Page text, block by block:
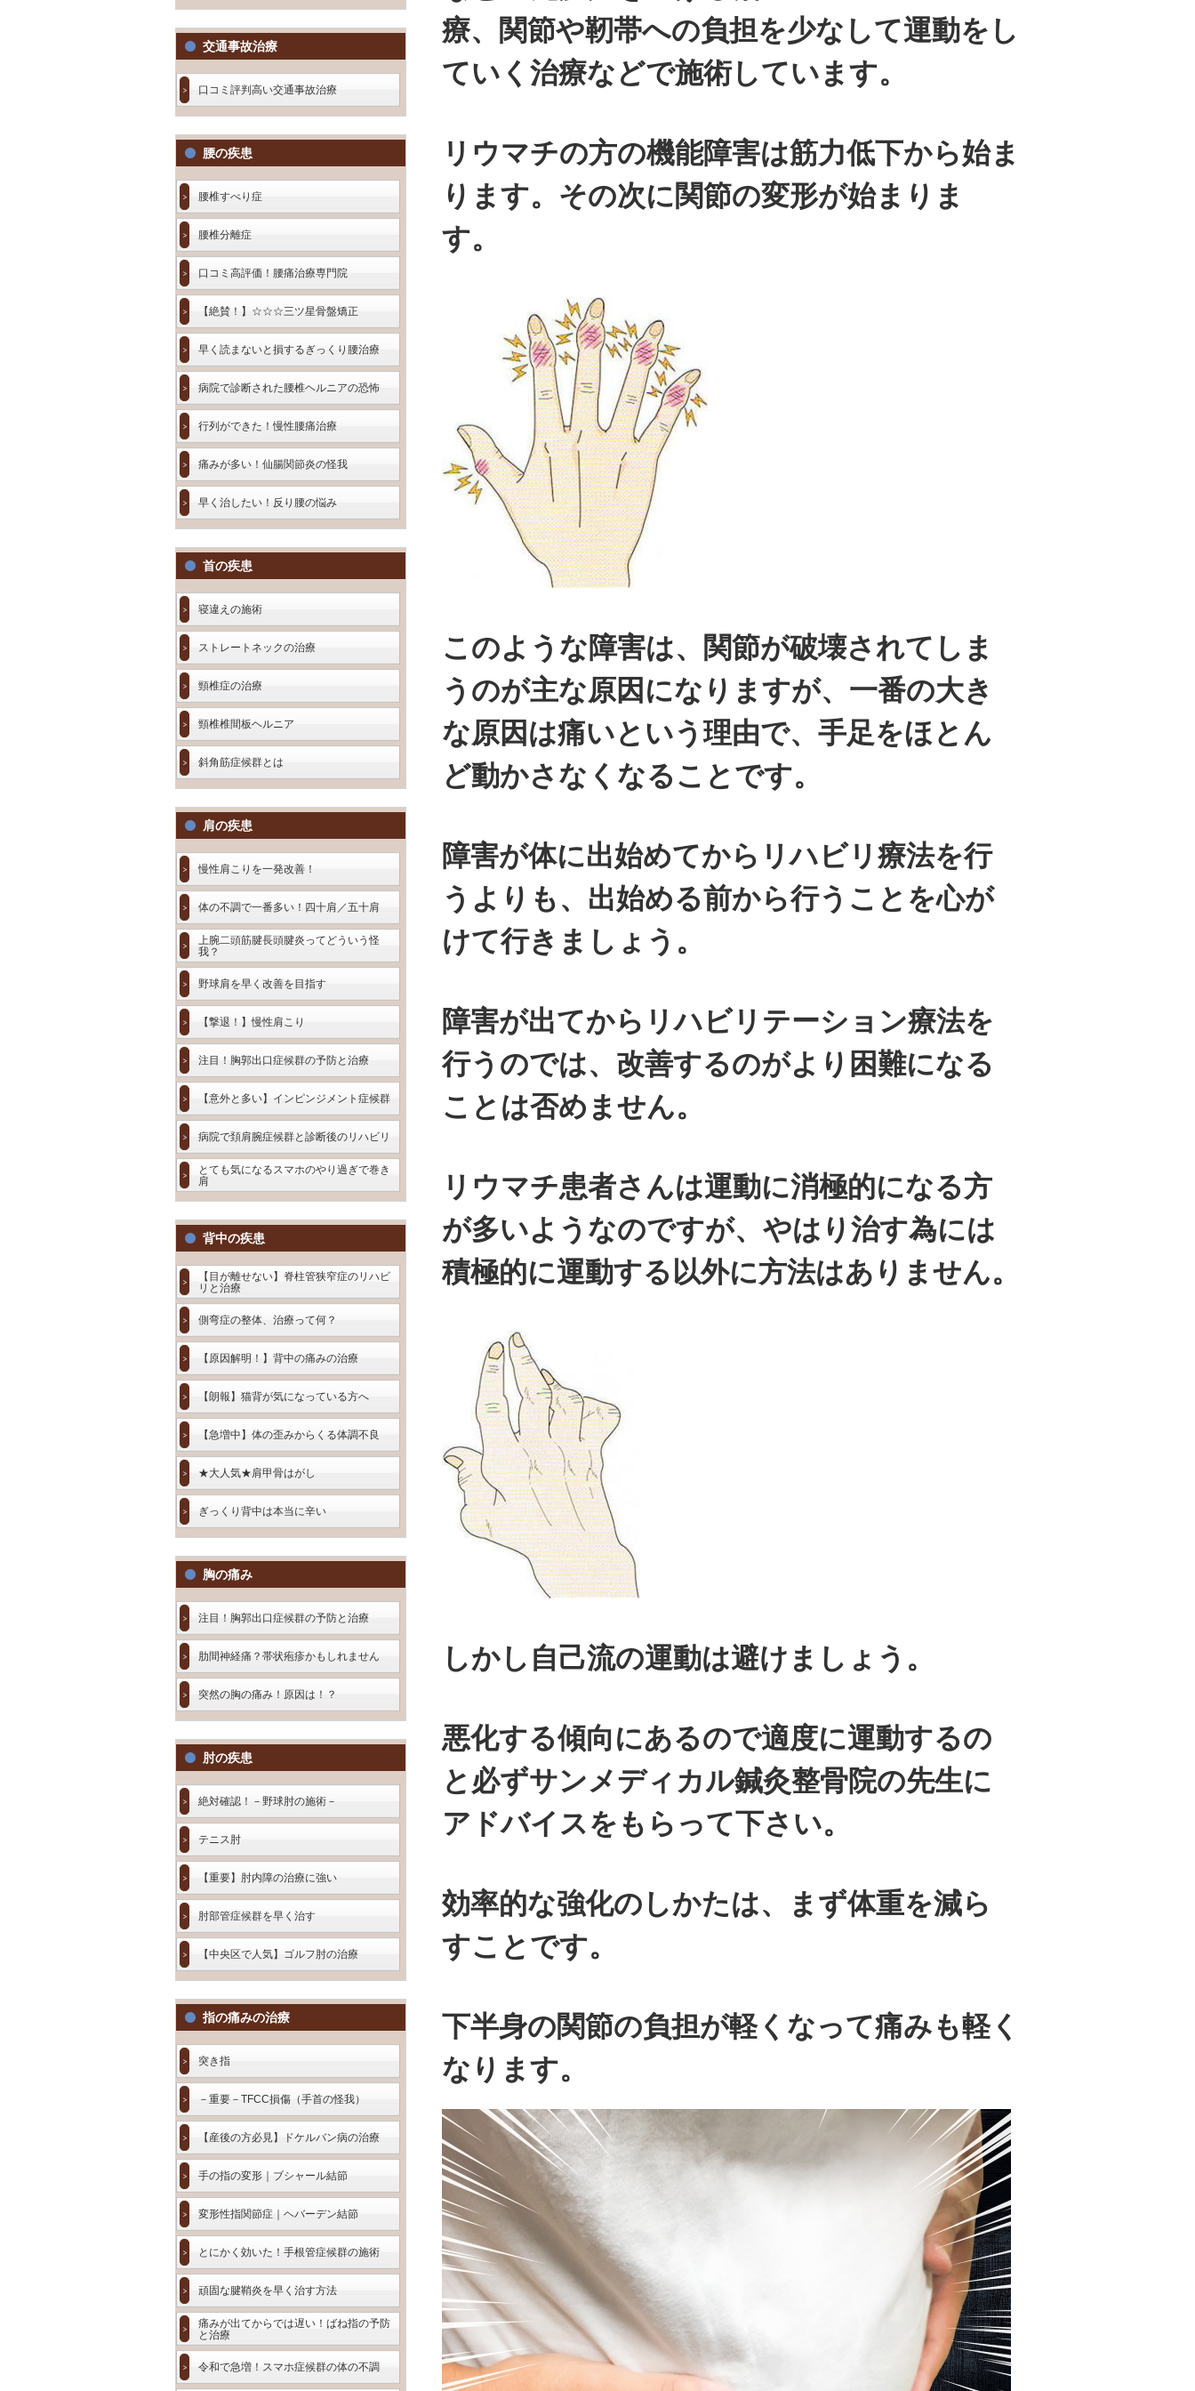
交通事故治療
口コミ評判高い交通事故治療
腰の疾患
腰椎すべり症
腰椎分離症
口コミ高評価！腰痛治療専門院
【絶賛！】☆☆☆三ツ星骨盤矯正
早く読まないと損するぎっくり腰治療
病院で診断された腰椎ヘルニアの恐怖
行列ができた！慢性腰痛治療
痛みが多い！仙腸関節炎の怪我
早く治したい！反り腰の悩み
首の疾患
寝違えの施術
ストレートネックの治療
頸椎症の治療
頸椎椎間板ヘルニア
斜角筋症候群とは
肩の疾患
慢性肩こりを一発改善！
体の不調で一番多い！四十肩／五十肩
上腕二頭筋腱長頭腱炎ってどういう怪
我？
野球肩を早く改善を目指す
【撃退！】慢性肩こり
注目！胸郭出口症候群の予防と治療
【意外と多い】インピンジメント症候群
病院で頚肩腕症候群と診断後のリハビリ
とても気になるスマホのやり過ぎで巻き
肩
背中の疾患
【目が離せない】脊柱管狭窄症のリハビ
リと治療
側弯症の整体、治療って何？
【原因解明！】背中の痛みの治療
【朗報】猫背が気になっている方へ
【急増中】体の歪みからくる体調不良
★大人気★肩甲骨はがし
ぎっくり背中は本当に辛い
胸の痛み
注目！胸郭出口症候群の予防と治療
肋間神経痛？帯状疱疹かもしれません
突然の胸の痛み！原因は！？
肘の疾患
絶対確認！－野球肘の施術－
テニス肘
【重要】肘内障の治療に強い
肘部管症候群を早く治す
【中央区で人気】ゴルフ肘の治療
指の痛みの治療
突き指
－重要－TFCC損傷（手首の怪我）
【産後の方必見】ドケルバン病の治療
手の指の変形｜ブシャール結節
変形性指関節症｜ヘバーデン結節
とにかく効いた！手根管症候群の施術
頑固な腱鞘炎を早く治す方法
痛みが出てからでは遅い！ばね指の予防
と治療
令和で急増！スマホ症候群の体の不調
療、関節や靭帯への負担を少なして運動をし
ていく治療などで施術しています。
リウマチの方の機能障害は筋力低下から始ま
ります。その次に関節の変形が始まりま
す。
このような障害は、関節が破壊されてしま
うのが主な原因になりますが、一番の大き
な原因は痛いという理由で、手足をほとん
ど動かさなくなることです。
障害が体に出始めてからリハビリ療法を行
うよりも、出始める前から行うことを心が
けて行きましょう。
障害が出てからリハビリテーション療法を
行うのでは、改善するのがより困難になる
ことは否めません。
リウマチ患者さんは運動に消極的になる方
が多いようなのですが、やはり治す為には
積極的に運動する以外に方法はありません。
しかし自己流の運動は避けましょう。
悪化する傾向にあるので適度に運動するの
と必ずサンメディカル鍼灸整骨院の先生に
アドバイスをもらって下さい。
効率的な強化のしかたは、まず体重を減ら
すことです。
下半身の関節の負担が軽くなって痛みも軽く
なります。